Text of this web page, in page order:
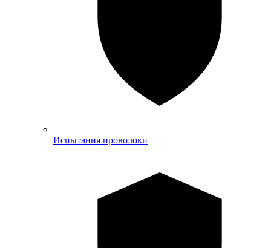
Испытания проволоки